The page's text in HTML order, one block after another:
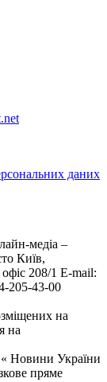
даних
медіа –
Київ,
208/1 E-mail:
205-43-00
на
на
« Новини України
пряме